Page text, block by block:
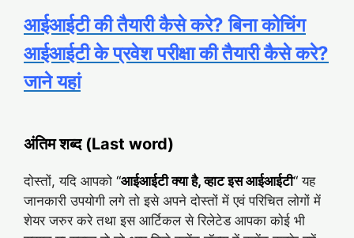
आईआईटी की तैयारी कैसे करे? बिना कोचिंग
आईआईटी के प्रवेश परीक्षा की तैयारी कैसे करे?
जाने यहां
अंतिम शब्द (Last word)
दोस्तों, यदि आपको “आईआईटी क्या है, व्हाट इस आईआईटी“ यह
जानकारी उपयोगी लगे तो इसे अपने दोस्तों में एवं परिचित लोगों में
शेयर जरुर करे तथा इस आर्टिकल से रिलेटेड आपका कोई भी